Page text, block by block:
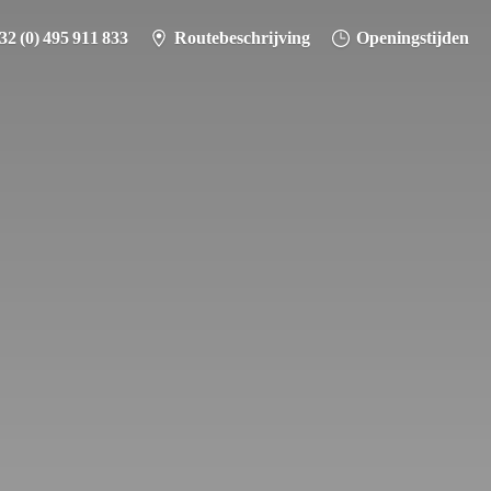
(0) 495 911 833 Routebeschrijving Openingstijden